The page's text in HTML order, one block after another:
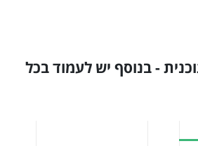
- בנוסף יש לעמוד בכל